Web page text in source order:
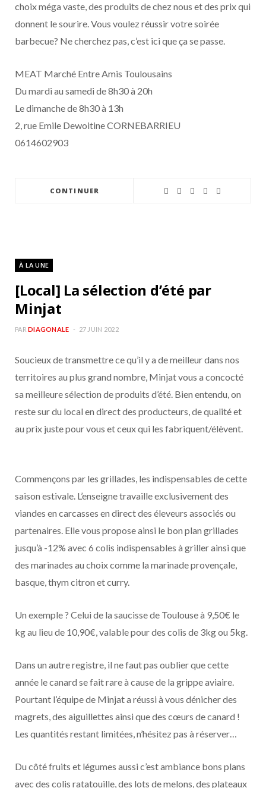
choix méga vaste, des produits de chez nous et des prix qui
donnent le sourire. Vous voulez réussir votre soirée
barbecue? Ne cherchez pas, c’est ici que ça se passe.
MEAT Marché Entre Amis Toulousains
Du mardi au samedi de 8h30 à 20h
Le dimanche de 8h30 à 13h
2, rue Emile Dewoitine CORNEBARRIEU
0614602903
CONTINUER
À LA UNE
[Local] La sélection d’été par
Minjat
PAR DIAGONALE 27 JUIN 2022
Soucieux de transmettre ce qu’il y a de meilleur dans nos
territoires au plus grand nombre, Minjat vous a concocté
sa meilleure sélection de produits d’été. Bien entendu, on
reste sur du local en direct des producteurs, de qualité et
au prix juste pour vous et ceux qui les fabriquent/élèvent.
Commençons par les grillades, les indispensables de cette
saison estivale. L’enseigne travaille exclusivement des
viandes en carcasses en direct des éleveurs associés ou
partenaires. Elle vous propose ainsi le bon plan grillades
jusqu’à -12% avec 6 colis indispensables à griller ainsi que
des marinades au choix comme la marinade provençale,
basque, thym citron et curry.
Un exemple ? Celui de la saucisse de Toulouse à 9,50€ le
kg au lieu de 10,90€, valable pour des colis de 3kg ou 5kg.
Dans un autre registre, il ne faut pas oublier que cette
année le canard se fait rare à cause de la grippe aviaire.
Pourtant l’équipe de Minjat a réussi à vous dénicher des
magrets, des aiguillettes ainsi que des cœurs de canard !
Les quantités restant limitées, n’hésitez pas à réserver…
Du côté fruits et légumes aussi c’est ambiance bons plans
avec des colis ratatouille, des lots de melons, des plateaux